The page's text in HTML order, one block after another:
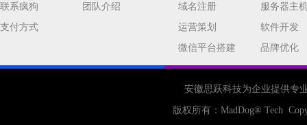
联系疯狗
团队介绍
支付方式
域名注册
服务器主
运营策划
软件开发
微信平台搭建
品牌优化
安徽思跃科技为企业提供专
版权所有： MadDog® Tech